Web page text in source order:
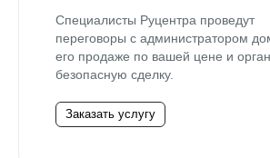
Специалисты Руцентра проведут
переговоры с администратором
его продаже по вашей цене и
безопасную сделку.
Заказать услугу